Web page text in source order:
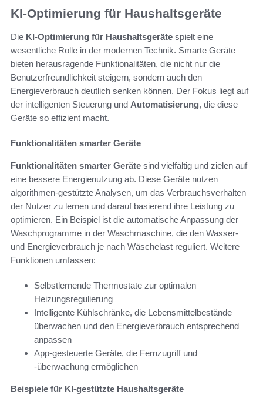
KI-Optimierung für Haushaltsgeräte
Die KI-Optimierung für Haushaltsgeräte spielt eine
wesentliche Rolle in der modernen Technik. Smarte Geräte
bieten herausragende Funktionalitäten, die nicht nur die
Benutzerfreundlichkeit steigern, sondern auch den
Energieverbrauch deutlich senken können. Der Fokus liegt auf
der intelligenten Steuerung und Automatisierung, die diese
Geräte so effizient macht.
Funktionalitäten smarter Geräte
Funktionalitäten smarter Geräte sind vielfältig und zielen auf
eine bessere Energienutzung ab. Diese Geräte nutzen
algorithmen-gestützte Analysen, um das Verbrauchsverhalten
der Nutzer zu lernen und darauf basierend ihre Leistung zu
optimieren. Ein Beispiel ist die automatische Anpassung der
Waschprogramme in der Waschmaschine, die den Wasser-
und Energieverbrauch je nach Wäschelast reguliert. Weitere
Funktionen umfassen:
Selbstlernende Thermostate zur optimalen
Heizungsregulierung
Intelligente Kühlschränke, die Lebensmittelbestände
überwachen und den Energieverbrauch entsprechend
anpassen
App-gesteuerte Geräte, die Fernzugriff und
-überwachung ermöglichen
Beispiele für KI-gestützte Haushaltsgeräte